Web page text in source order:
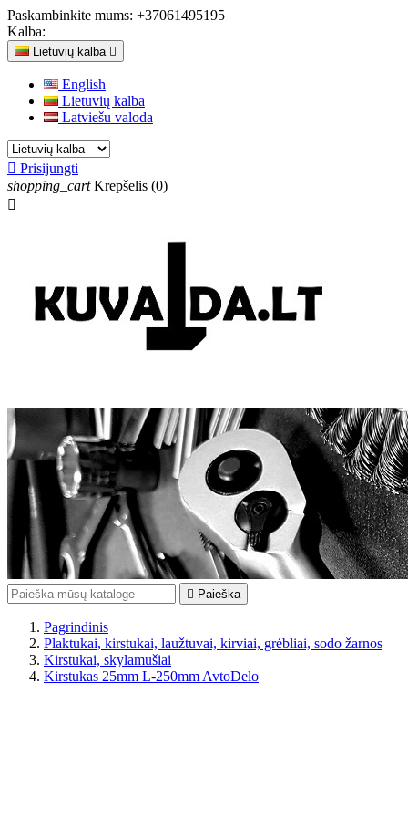
Paskambinkite mums: +37061495195
Kalba:
Lietuvių kalba 
English
Lietuvių kalba
Latviešu valoda
 Prisijungti
shopping_cart Krepšelis (0)

 Paieška
Pagrindinis
Plaktukai, kirstukai, laužtuvai, kirviai, grėbliai, sodo žarnos
Kirstukai, skylamušiai
Kirstukas 25mm L-250mm AvtoDelo